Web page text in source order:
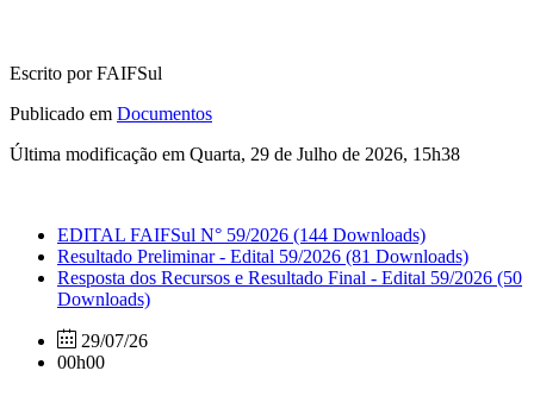
Escrito por FAIFSul
Publicado em Documentos
Última modificação em Quarta, 29 de Julho de 2026, 15h38
EDITAL FAIFSul N° 59/2026 (144 Downloads)
Resultado Preliminar - Edital 59/2026 (81 Downloads)
Resposta dos Recursos e Resultado Final - Edital 59/2026 (50
Downloads)
29/07/26
00h00